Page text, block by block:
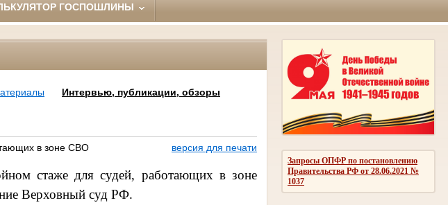
ГОСПОШЛИНЫ
Запросы ОПФР по постановлению
Правительства РФ от 28.06.2021 №
1037
Интервью, публикации, обзоры
в зоне СВО
версия для печати
стаже для судей, работающих в зоне
Верховный суд РФ.